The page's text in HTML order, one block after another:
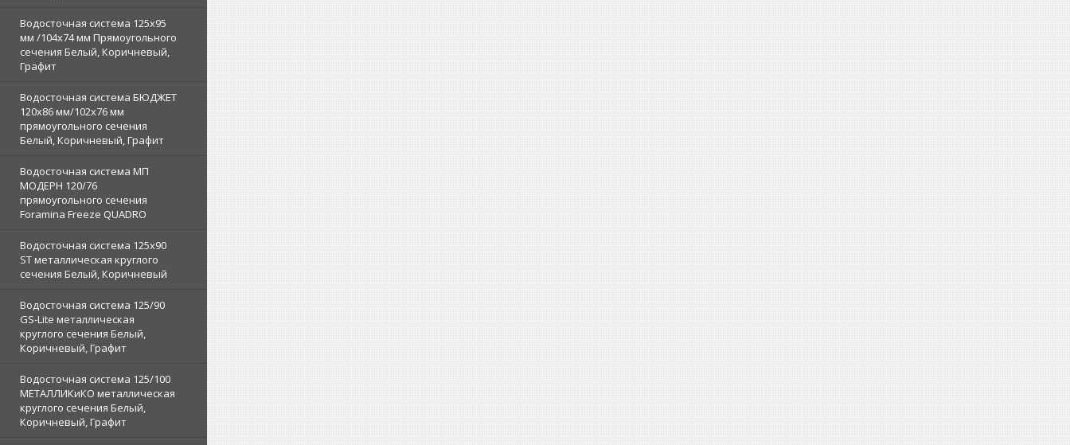
Водосточная система 125х95
мм /104х74 мм Прямоугольного
сечения Белый, Коричневый,
Графит
Водосточная система БЮДЖЕТ
120х86 мм/102х76 мм
прямоугольного сечения
Белый, Коричневый, Графит
Водосточная система МП
МОДЕРН 120/76
прямоугольного сечения
Foramina Freeze QUADRO
Водосточная система 125x90
ST металлическая круглого
сечения Белый, Коричневый
Водосточная система 125/90
GS-Lite металлическая
круглого сечения Белый,
Коричневый, Графит
Водосточная система 125/100
МЕТАЛЛИКиКО металлическая
круглого сечения Белый,
Коричневый, Графит